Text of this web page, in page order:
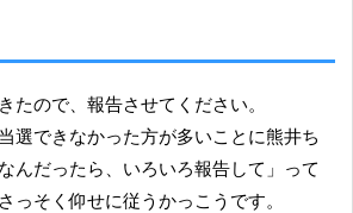
きたので、報告させてください。
選できなかった方が多いことに熊井ち
んだったら、いろいろ報告して」って
っそく仰せに従うかっこうです。